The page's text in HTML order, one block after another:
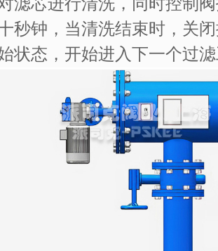
秒钟，当清洗结束时，关
状态，开始进入下一个过